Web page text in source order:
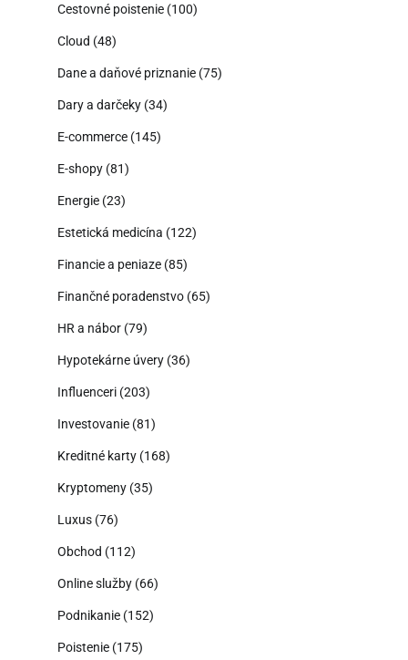
Cestovné poistenie (100)
Cloud (48)
Dane a daňové priznanie (75)
Dary a darčeky (34)
E-commerce (145)
E-shopy (81)
Energie (23)
Estetická medicína (122)
Financie a peniaze (85)
Finančné poradenstvo (65)
HR a nábor (79)
Hypotekárne úvery (36)
Influenceri (203)
Investovanie (81)
Kreditné karty (168)
Kryptomeny (35)
Luxus (76)
Obchod (112)
Online služby (66)
Podnikanie (152)
Poistenie (175)